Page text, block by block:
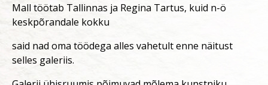
Mall töötab Tallinnas ja Regina Tartus, kuid n-ö
keskpõrandale kokku
said nad oma töödega alles vahetult enne näitust
selles galeriis.